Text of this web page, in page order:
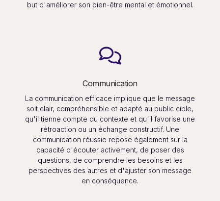
but d'améliorer son bien-être mental et émotionnel.
Communication
La communication efficace implique que le message
soit clair, compréhensible et adapté au public cible,
qu'il tienne compte du contexte et qu'il favorise une
rétroaction ou un échange constructif. Une
communication réussie repose également sur la
capacité d'écouter activement, de poser des
questions, de comprendre les besoins et les
perspectives des autres et d'ajuster son message
en conséquence.